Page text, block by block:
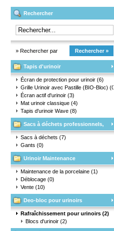
Rechercher
» Rechercher par
marque
Rechercher »
Tapis d'urinoir
Écran de protection pour urinoir (6)
Grille Urinoir avec Pastille (BIO-Bloc) (0)
Écran actif d'urinoir (3)
Mat urinoir classique (4)
Tapis d'urinoir Wave (8)
Sacs à déchets professionnels,
matériaux d'emballage et gants
Sacs à déchets (7)
Gants (0)
Urinoir Maintenance
Maintenance de la porcelaine (1)
Déblocage (0)
Vente (10)
Deo-bloc pour urinoirs
Rafraîchissement pour urinoirs (2)
Blocs d'urinoir (2)